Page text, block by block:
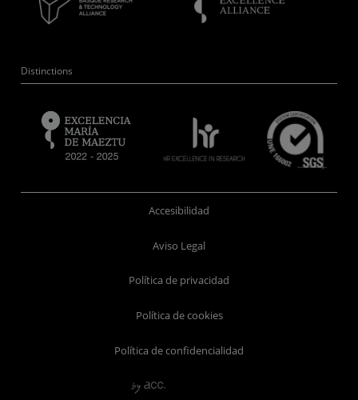
Distinctions
Accesibilidad
Aviso Legal
Política de privacidad
Política de cookies
Política de confidencialidad